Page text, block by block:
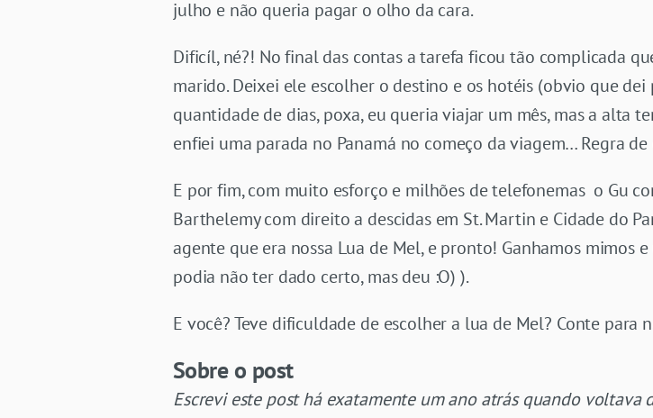
julho e não queria pagar o olho da cara.
Dificíl, né?! No final das contas a tarefa ficou tão complicada
marido. Deixei ele escolher o destino e os hotéis (obvio que
quantidade de dias, poxa, eu queria viajar um mês, mas a alta
enfiei uma parada no Panamá no começo da viagem… Regra
E por fim, com muito esforço e milhões de telefonemas o Gu
Barthelemy com direito a descidas em St. Martin e Cidade do
agente que era nossa Lua de Mel, e pronto! Ganhamos mimos
podia não ter dado certo, mas deu :O) ).
E você? Teve dificuldade de escolher a lua de Mel? Conte para
Sobre o post
Escrevi este post há exatamente um ano atrás quando